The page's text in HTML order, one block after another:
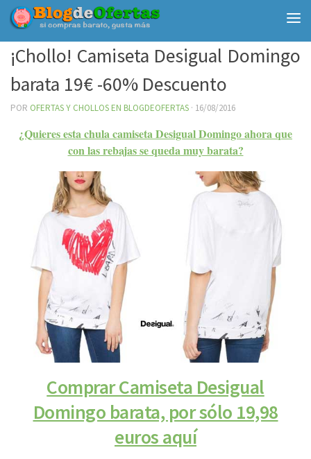
Debajo del contenido
¡Chollo! Camiseta Desigual Domingo
barata 19€ -60% Descuento
POR OFERTAS Y CHOLLOS EN BLOGDEOFERTAS · 16/08/2016
¿Quieres esta chula camiseta Desigual Domingo ahora que
con las rebajas se queda muy barata?
Comprar Camiseta Desigual
Domingo barata, por sólo 19,98
euros aquí